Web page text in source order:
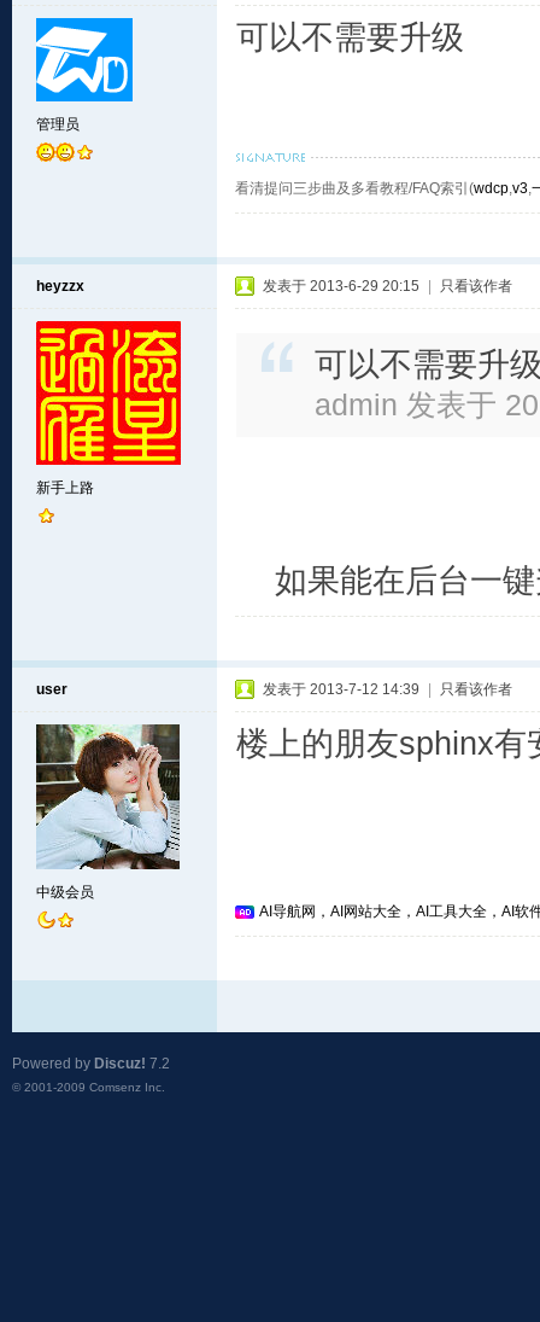
管理员
可以不需要升级
看清提问三步曲及多看教程/FAQ索引(wdcp,v3,
heyzzx
新手上路
发表于 2013-6-29 20:15 只看该作者
可以不需要升
admin 发表于
如果能在后台一
user
中级会员
发表于 2013-7-12 14:39 只看该作者
楼上的朋友sphinx有
AI导航网，AI网站大全，AI工具大全，AI软
Powered by Discuz! 7.2
© 2001-2009 Comsenz Inc.